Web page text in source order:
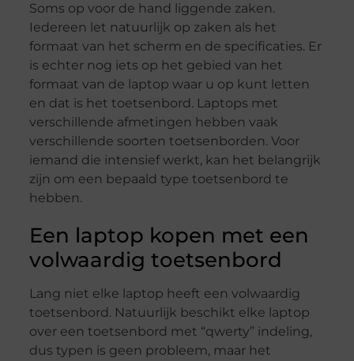
Soms op voor de hand liggende zaken.
Iedereen let natuurlijk op zaken als het
formaat van het scherm en de specificaties. Er
is echter nog iets op het gebied van het
formaat van de laptop waar u op kunt letten
en dat is het toetsenbord. Laptops met
verschillende afmetingen hebben vaak
verschillende soorten toetsenborden. Voor
iemand die intensief werkt, kan het belangrijk
zijn om een bepaald type toetsenbord te
hebben.
Een laptop kopen met een
volwaardig toetsenbord
Lang niet elke laptop heeft een volwaardig
toetsenbord. Natuurlijk beschikt elke laptop
over een toetsenbord met “qwerty” indeling,
dus typen is geen probleem, maar het